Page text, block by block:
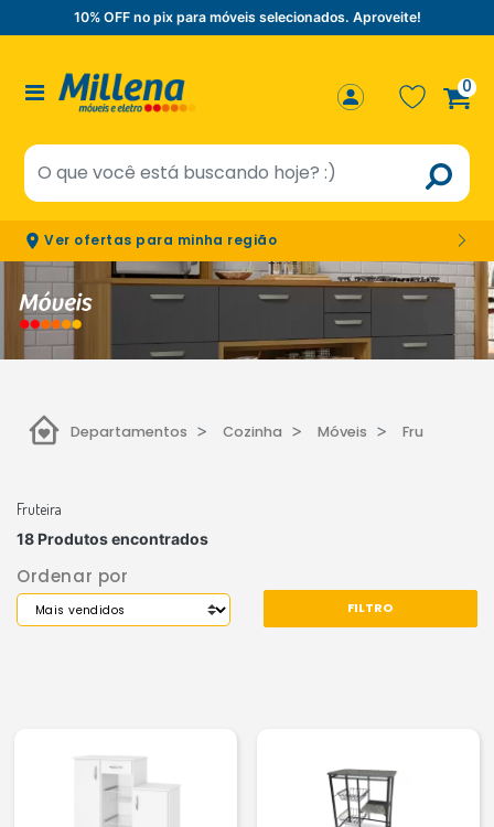
10% OFF no pix para móveis selecionados. Aproveite!
0
Ver ofertas para minha região
Departamentos Cozinha Móveis Fruteira
Fruteira
18 Produtos encontrados
Ordenar por
FILTRO